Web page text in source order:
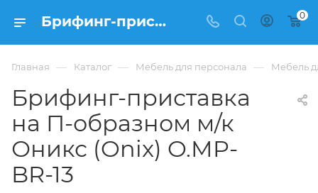
Брифинг-приставка на П-образном м/к Оникс (Onix) O.MP-BR-13 из ЛДСП купить в Москве, цена 14 533 ₽ - интернет-магазин ФРАНКОМ 0
Главная — Каталог — Мебель для персонала — Мебель
Брифинг-приставка
на П-образном м/к
Оникс (Onix) O.MP-
BR-13